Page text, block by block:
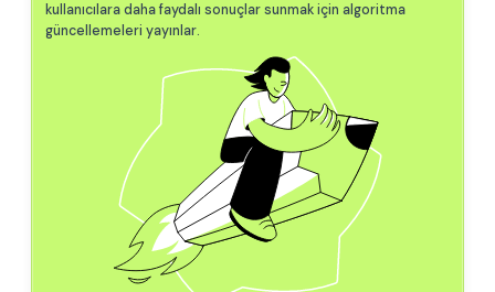
kullanıcılara daha faydalı sonuçlar sunmak için algoritma
güncellemeleri yayınlar.